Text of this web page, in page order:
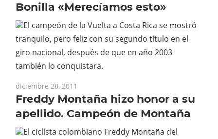
Bonilla «Merecíamos esto»
El campeón de la Vuelta a Costa Rica se mostró
tranquilo, pero feliz con su segundo título en el
giro nacional, después de que en año 2003
también lo conquistara.
diciembre 28, 2011
Freddy Montaña hizo honor a su
apellido. Campeón de Montaña
El ciclísta colombiano Freddy Montaña del